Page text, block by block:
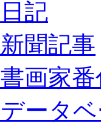
記
聞記事
画家
ータ